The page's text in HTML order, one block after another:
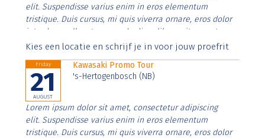
elit. Suspendisse varius enim in eros elementum
tristique. Duis cursus, mi quis viverra ornare, eros dolor
interdum nulla, ut commodo diam libero vitae erat.
Aenean faucibus nibh et justo cursus id rutrum lorem
Kies een locatie en schrijf je in voor jouw proefrit
Friday
21
AUGUST
Kawasaki Promo Tour
's-Hertogenbosch (NB)
Lorem ipsum dolor sit amet, consectetur adipiscing
elit. Suspendisse varius enim in eros elementum
tristique. Duis cursus, mi quis viverra ornare, eros dolor